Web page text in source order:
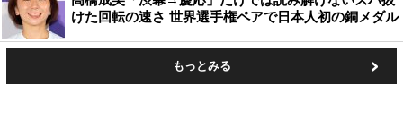
けた回転の速さ 世界選手権ペアで日本人初の銅メダル
もっとみる